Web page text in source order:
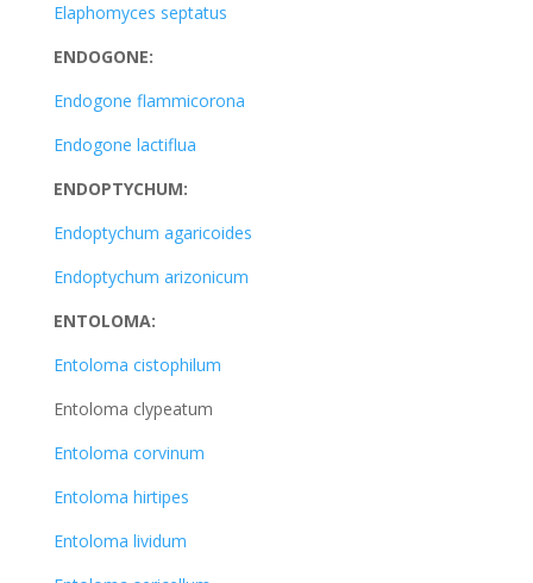
Elaphomyces septatus
ENDOGONE:
Endogone flammicorona
Endogone lactiflua
ENDOPTYCHUM:
Endoptychum agaricoides
Endoptychum arizonicum
ENTOLOMA:
Entoloma cistophilum
Entoloma clypeatum
Entoloma corvinum
Entoloma hirtipes
Entoloma lividum